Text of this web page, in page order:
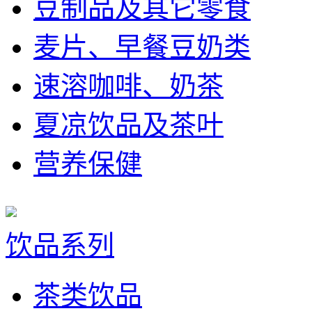
豆制品及其它零食
麦片、早餐豆奶类
速溶咖啡、奶茶
夏凉饮品及茶叶
营养保健
饮品系列
茶类饮品